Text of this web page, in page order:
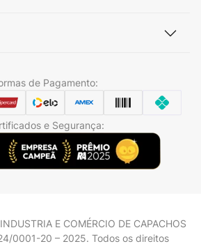
de Pagamento:
e Segurança:
E COMÉRCIO DE CAPACHOS
0001-20 – 2025. Todos os direitos